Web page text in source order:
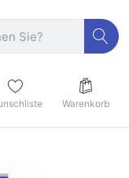
Warenkorb